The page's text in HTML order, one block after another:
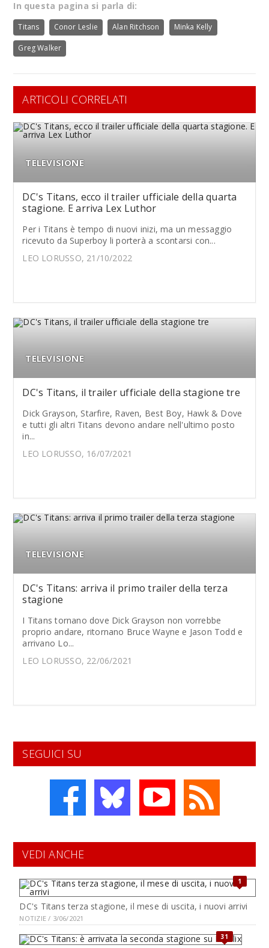
In questa pagina si parla di:
Titans Conor Leslie Alan Ritchson Minka Kelly
Greg Walker
ARTICOLI CORRELATI
TELEVISIONE
DC's Titans, ecco il trailer ufficiale della quarta
stagione. E arriva Lex Luthor
Per i Titans è tempo di nuovi inizi, ma un messaggio
ricevuto da Superboy li porterà a scontarsi con...
LEO LORUSSO, 21/10/2022
TELEVISIONE
DC's Titans, il trailer ufficiale della stagione tre
Dick Grayson, Starfire, Raven, Best Boy, Hawk & Dove
e tutti gli altri Titans devono andare nell'ultimo posto
in...
LEO LORUSSO, 16/07/2021
TELEVISIONE
DC's Titans: arriva il primo trailer della terza
stagione
I Titans tornano dove Dick Grayson non vorrebbe
proprio andare, ritornano Bruce Wayne e Jason Todd e
arrivano Lo...
LEO LORUSSO, 22/06/2021
SEGUICI SU
VEDI ANCHE
1
DC's Titans terza stagione, il mese di uscita, i nuovi arrivi
NOTIZIE / 3/06/2021
31